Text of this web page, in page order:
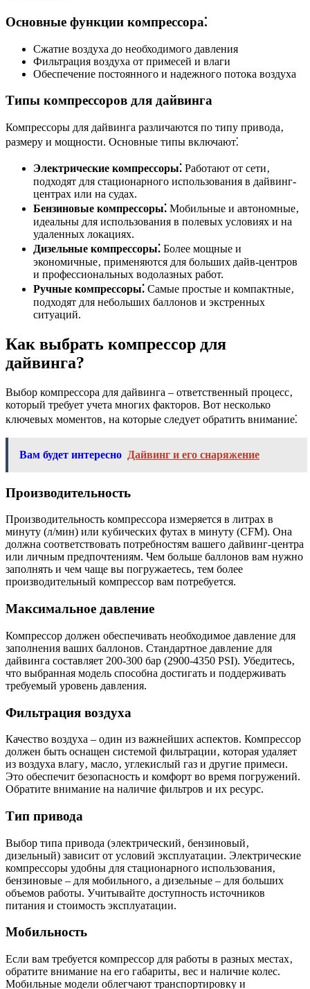
Основные функции компрессора⁚
Сжатие воздуха до необходимого давления
Фильтрация воздуха от примесей и влаги
Обеспечение постоянного и надежного потока воздуха
Типы компрессоров для дайвинга
Компрессоры для дайвинга различаются по типу привода‚
размеру и мощности. Основные типы включают⁚
Электрические компрессоры⁚ Работают от сети‚
подходят для стационарного использования в дайвинг-
центрах или на судах.
Бензиновые компрессоры⁚ Мобильные и автономные‚
идеальны для использования в полевых условиях и на
удаленных локациях.
Дизельные компрессоры⁚ Более мощные и
экономичные‚ применяются для больших дайв-центров
и профессиональных водолазных работ.
Ручные компрессоры⁚ Самые простые и компактные‚
подходят для небольших баллонов и экстренных
ситуаций.
Как выбрать компрессор для
дайвинга?
Выбор компрессора для дайвинга – ответственный процесс‚
который требует учета многих факторов. Вот несколько
ключевых моментов‚ на которые следует обратить внимание⁚
Вам будет интересно Дайвинг и его снаряжение
Производительность
Производительность компрессора измеряется в литрах в
минуту (л/мин) или кубических футах в минуту (CFM). Она
должна соответствовать потребностям вашего дайвинг-центра
или личным предпочтениям. Чем больше баллонов вам нужно
заполнять и чем чаще вы погружаетесь‚ тем более
производительный компрессор вам потребуется.
Максимальное давление
Компрессор должен обеспечивать необходимое давление для
заполнения ваших баллонов. Стандартное давление для
дайвинга составляет 200-300 бар (2900-4350 PSI). Убедитесь‚
что выбранная модель способна достигать и поддерживать
требуемый уровень давления.
Фильтрация воздуха
Качество воздуха – один из важнейших аспектов. Компрессор
должен быть оснащен системой фильтрации‚ которая удаляет
из воздуха влагу‚ масло‚ углекислый газ и другие примеси.
Это обеспечит безопасность и комфорт во время погружений.
Обратите внимание на наличие фильтров и их ресурс.
Тип привода
Выбор типа привода (электрический‚ бензиновый‚
дизельный) зависит от условий эксплуатации. Электрические
компрессоры удобны для стационарного использования‚
бензиновые – для мобильного‚ а дизельные – для больших
объемов работы. Учитывайте доступность источников
питания и стоимость эксплуатации.
Мобильность
Если вам требуется компрессор для работы в разных местах‚
обратите внимание на его габариты‚ вес и наличие колес.
Мобильные модели облегчают транспортировку и